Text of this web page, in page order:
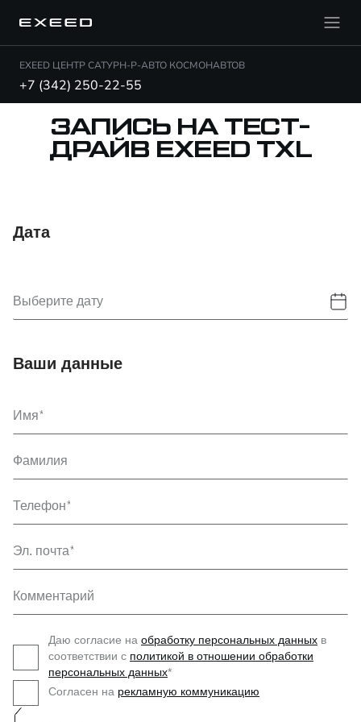
EXEED ЦЕНТР САТУРН-Р-АВТО КОСМОНАВТОВ
+7 (342) 250-22-55
ЗАПИСЬ НА ТЕСТ-
ДРАЙВ EXEED TXL
Дата
Выберите дату
Ваши данные
Имя
Фамилия
Телефон
Эл. почта
Комментарий
Даю согласие на обработку персональных данных в
соответствии с политикой в отношении обработки
персональных данных*
Согласен на рекламную коммуникацию